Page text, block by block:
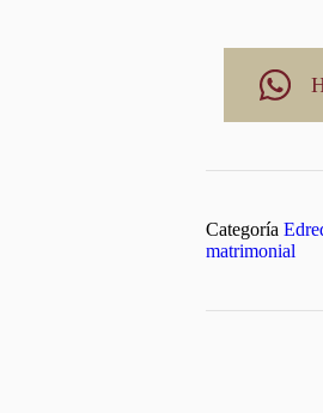
Categoría
matrimonial